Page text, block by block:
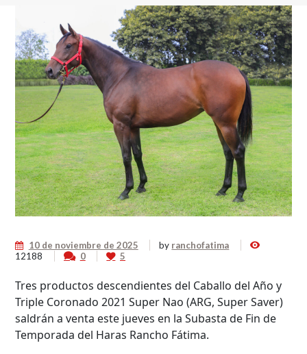
10 de noviembre de 2025 by ranchofatima
12188
0 5
Tres productos descendientes del Caballo del Año y
Triple Coronado 2021 Super Nao (ARG, Super Saver)
saldrán a venta este jueves en la Subasta de Fin de
Temporada del Haras Rancho Fátima.